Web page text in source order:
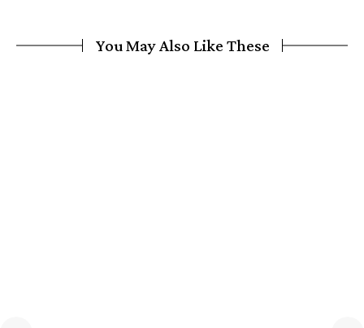
You May Also Like These